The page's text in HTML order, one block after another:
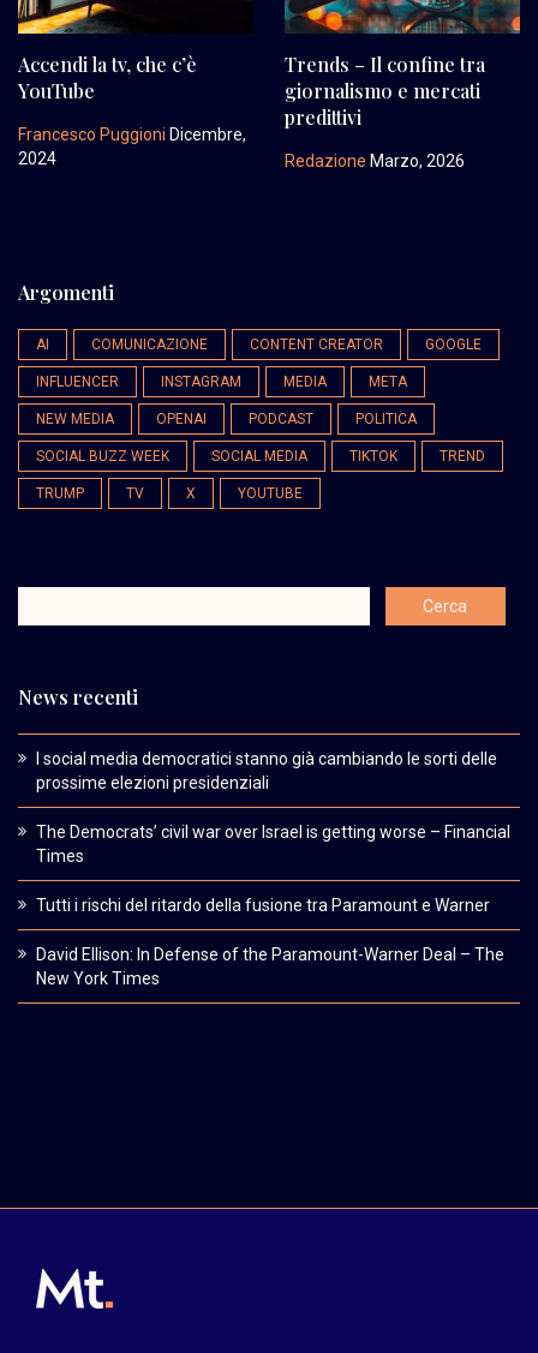
Accendi la tv, che c’è
YouTube
Francesco Puggioni Dicembre,
2024
Trends – Il confine tra
giornalismo e mercati
predittivi
Redazione Marzo, 2026
Argomenti
AI COMUNICAZIONE CONTENT CREATOR GOOGLE
INFLUENCER INSTAGRAM MEDIA META
NEW MEDIA OPENAI PODCAST POLITICA
SOCIAL BUZZ WEEK SOCIAL MEDIA TIKTOK TREND
TRUMP TV X YOUTUBE
News recenti
I social media democratici stanno già cambiando le sorti delle
prossime elezioni presidenziali
The Democrats’ civil war over Israel is getting worse – Financial
Times
Tutti i rischi del ritardo della fusione tra Paramount e Warner
David Ellison: In Defense of the Paramount-Warner Deal – The
New York Times